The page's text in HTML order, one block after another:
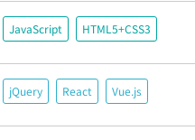
JavaScript HTML5+CSS3
jQuery React Vue.js